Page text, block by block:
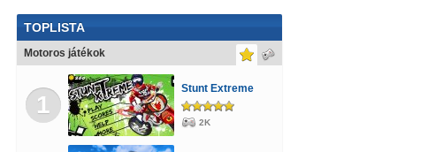
TOPLISTA
Motoros játékok
1
Stunt Extreme
2K